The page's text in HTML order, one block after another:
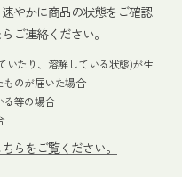
やかに商品の状態をご確認
ご連絡ください。
いたり、溶解している状態)が生
ものが届いた場合
る等の場合
らをご覧ください。